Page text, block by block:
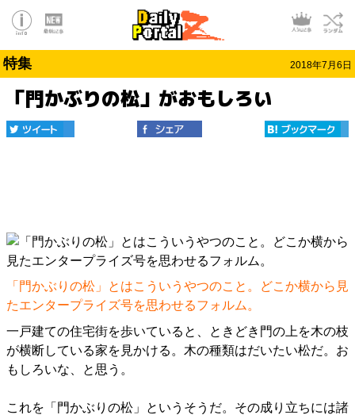
特集 2018年7月6日
「門かぶりの松」がおもしろい
「門かぶりの松」とはこういうやつのこと。どこか横から見
たエンタープライズ号を思わせるフォルム。
一戸建ての住宅街を歩いていると、ときどき門の上を木の枝
が横断している家を見かける。木の種類はだいたい松だ。お
もしろいな、と思う。
これを「門かぶりの松」というそうだ。その成り立ちには諸